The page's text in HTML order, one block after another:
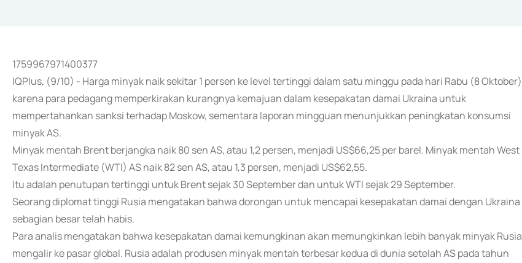
1759967971400377
IQPlus, (9/10) - Harga minyak naik sekitar 1 persen ke level tertinggi dalam satu minggu pada hari Rabu (8 Oktober)
karena para pedagang memperkirakan kurangnya kemajuan dalam kesepakatan damai Ukraina untuk
mempertahankan sanksi terhadap Moskow, sementara laporan mingguan menunjukkan peningkatan konsumsi
minyak AS.
Minyak mentah Brent berjangka naik 80 sen AS, atau 1,2 persen, menjadi US$66,25 per barel. Minyak mentah West
Texas Intermediate (WTI) AS naik 82 sen AS, atau 1,3 persen, menjadi US$62,55.
Itu adalah penutupan tertinggi untuk Brent sejak 30 September dan untuk WTI sejak 29 September.
Seorang diplomat tinggi Rusia mengatakan bahwa dorongan untuk mencapai kesepakatan damai dengan Ukraina
sebagian besar telah habis.
Para analis mengatakan bahwa kesepakatan damai kemungkinan akan memungkinkan lebih banyak minyak Rusia
mengalir ke pasar global. Rusia adalah produsen minyak mentah terbesar kedua di dunia setelah AS pada tahun